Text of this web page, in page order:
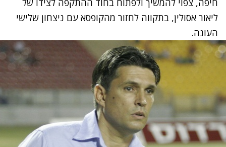
ליאור אסולין, בתקווה לחזור מהקופסא עם ניצחון שלישי
העונה.